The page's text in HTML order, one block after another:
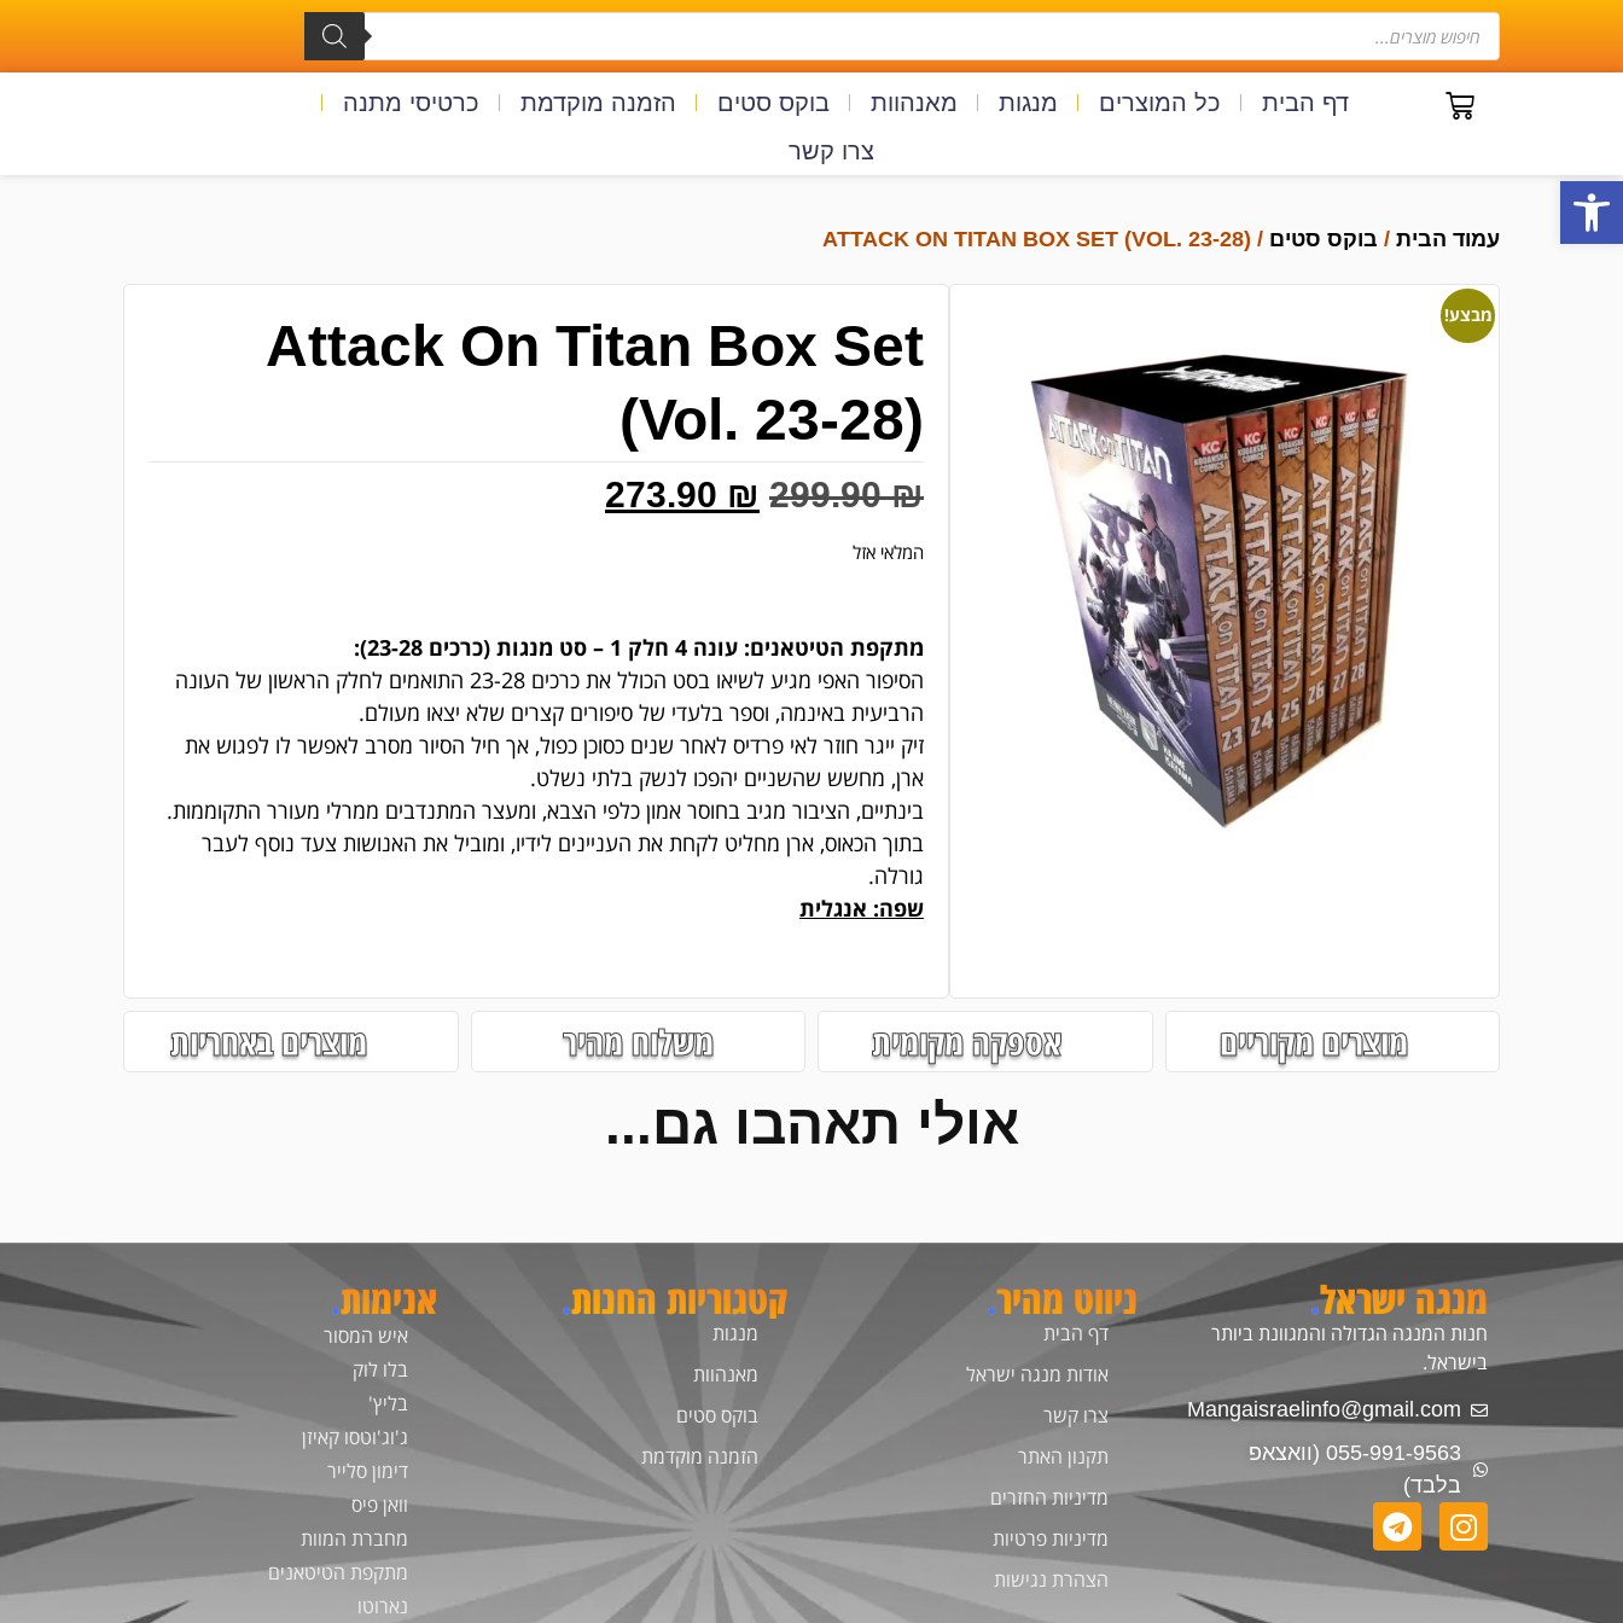
פתח סרגל נגישות
דף הבית כל המוצרים מנגות מאנהוות בוקס סטים הזמנה מוקדמת
כרטיסי מתנה
צרו קשר
עמוד הבית / בוקס סטים / ATTACK ON TITAN BOX SET (VOL. 23-28)
מבצע!
Attack On Titan Box Set
(Vol. 23-28)
299.90₪
273.90 ₪
המלאי אזל
מתקפת הטיטאנים: עונה 4 חלק 1 – סט מנגות (כרכים 23-28):
הסיפור האפי מגיע לשיאו בסט הכולל את כרכים 23-28 התואמים לחלק הראשון של העונה
הרביעית באינמה, וספר בלעדי של סיפורים קצרים שלא יצאו מעולם.
זיק ייגר חוזר לאי פרדיס לאחר שנים כסוכן כפול, אך חיל הסיור מסרב לאפשר לו לפגוש את
ארן, מחשש שהשניים יהפכו לנשק בלתי נשלט.
בינתיים, הציבור מגיב בחוסר אמון כלפי הצבא, ומעצר המתנדבים ממרלי מעורר התקוממות.
בתוך הכאוס, ארן מחליט לקחת את העניינים לידיו, ומוביל את האנושות צעד נוסף לעבר
גורלה.
שפה: אנגלית
מוצרים מקוריים אספקה מקומית משלוח מהיר מוצרים באחריות
אולי תאהבו גם...
מנגה ישראל.
חנות המנגה הגדולה והמגוונת ביותר
בישראל.
Mangaisraelinfo@gmail.com
055-991-9563 (וואצאפ
בלבד)
ניווט מהיר.
דף הבית
אודות מנגה ישראל
צרו קשר
תקנון האתר
מדיניות החזרים
מדיניות פרטיות
הצהרת נגישות
קטגוריות החנות.
מנגות
מאנהוות
בוקס סטים
הזמנה מוקדמת
אנימות.
איש המסור
בלו לוק
בליץ'
ג'וג'וטסו קאיזן
דימון סלייר
וואן פיס
מחברת המוות
מתקפת הטיטאנים
נארוטו